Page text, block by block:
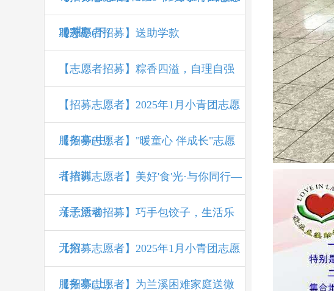
207期
服务亭(下)
【志愿者招募】送助学款
【志愿者招募】粽香四溢，自理自强
【招募志愿者】2025年1月小青团志愿
服务亭(中)
【招募志愿者】"暖童心 伴成长"志愿
者培训
【招募志愿者】美好'食'光·与你同行—
亲子活动
【志愿者招募】巧手包饺子，生活乐
无穷
【招募志愿者】2025年1月小青团志愿
服务亭(上)
【招募志愿者】为兰溪困难家庭送微